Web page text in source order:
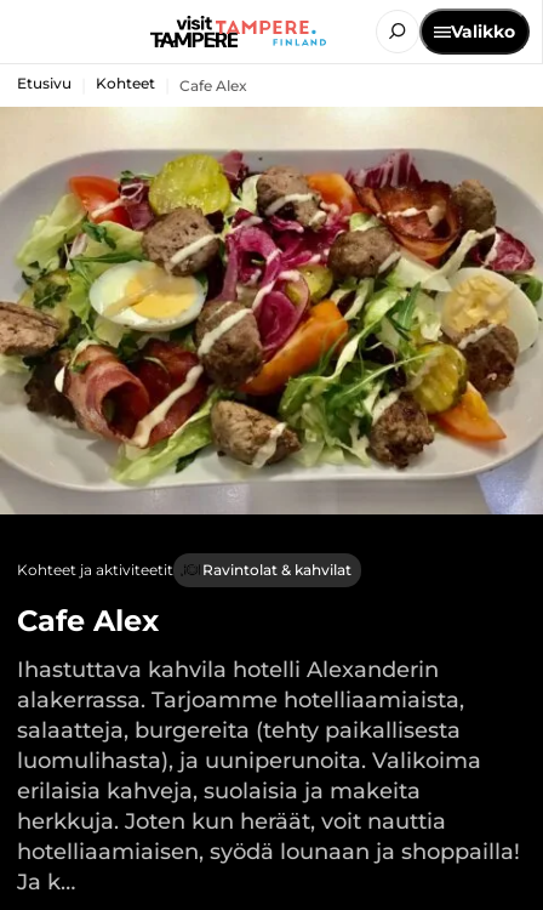
Valikko
Etusivu Kohteet Cafe Alex
Kohteet ja aktiviteetit Ravintolat & kahvilat
Cafe Alex
Ihastuttava kahvila hotelli Alexanderin
alakerrassa. Tarjoamme hotelliaamiaista,
salaatteja, burgereita (tehty paikallisesta
luomulihasta), ja uuniperunoita. Valikoima
erilaisia kahveja, suolaisia ja makeita
herkkuja. Joten kun heräät, voit nauttia
hotelliaamiaisen, syödä lounaan ja shoppailla!
Ja k…